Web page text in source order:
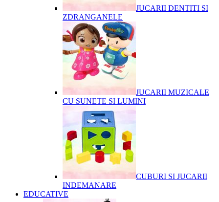
JUCARII DENTITI SI
ZDRANGANELE
JUCARII MUZICALE
CU SUNETE SI LUMINI
CUBURI SI JUCARII
INDEMANARE
EDUCATIVE